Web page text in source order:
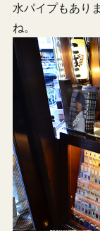
水パイプもあり
ね。